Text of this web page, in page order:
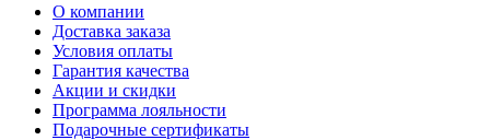
О компании
Доставка заказа
Условия оплаты
Гарантия качества
Акции и скидки
Программа лояльности
Подарочные сертификаты